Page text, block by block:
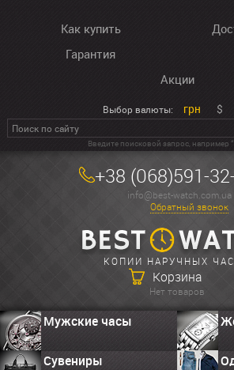
Как купить
Гарантия
Акции
Выбор валюты: грн $
Введите поисковой запрос, например
+38 (068)591-
info@best-watch.com.ua
Обратный звонок
КОПИИ НАРУЧНЫХ
Корзина
Нет товаров
Мужские часы
Сувениры